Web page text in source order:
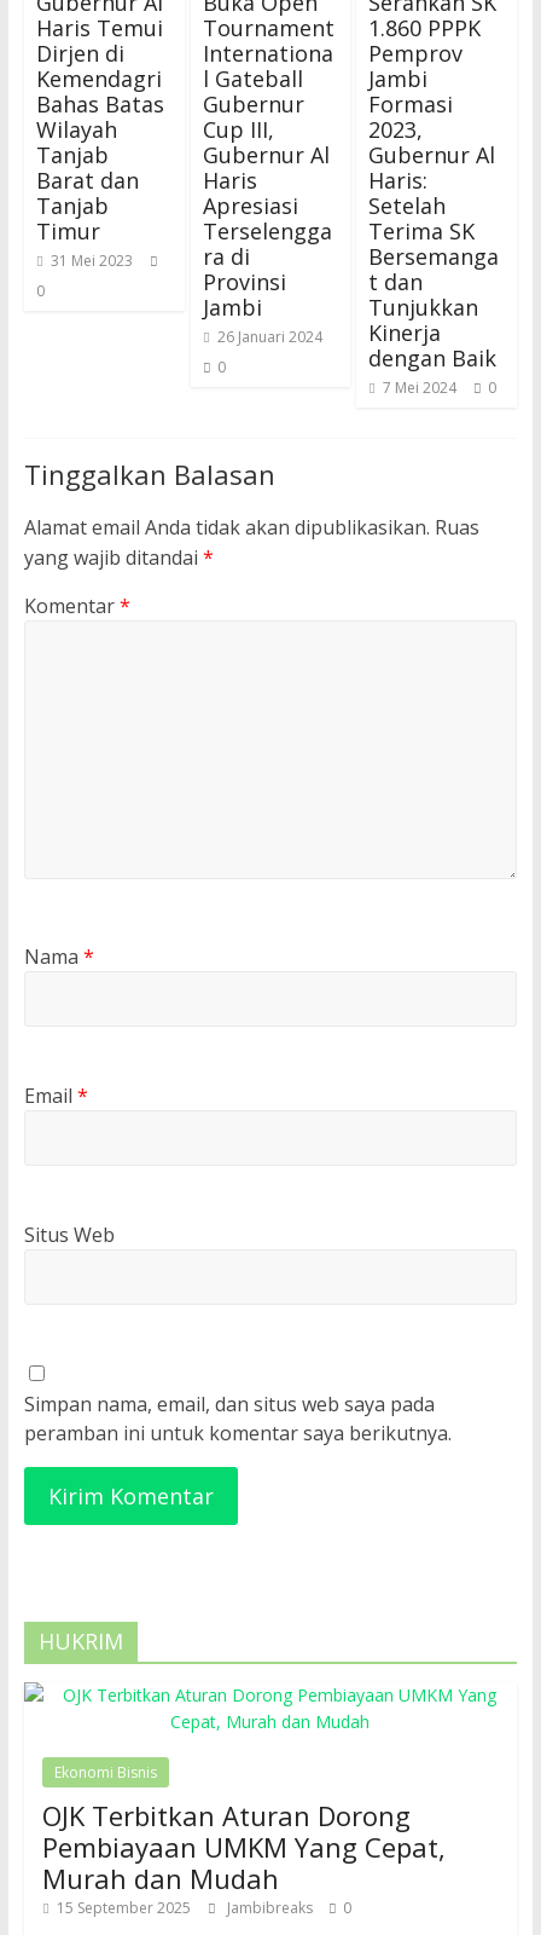
Haris Temui
Dirjen di
Kemendagri
Bahas Batas
Wilayah
Tanjab
Barat dan
Tanjab
Timur
31 Mei 2023
0
Tournament
Internationa
l Gateball
Gubernur
Cup III,
Gubernur Al
Haris
Apresiasi
Terselengga
ra di
Provinsi
Jambi
26 Januari 2024
0
1.860 PPPK
Pemprov
Jambi
Formasi
2023,
Gubernur Al
Haris:
Setelah
Terima SK
Bersemanga
t dan
Tunjukkan
Kinerja
dengan Baik
7 Mei 2024 0
Tinggalkan Balasan
Alamat email Anda tidak akan dipublikasikan. Ruas
yang wajib ditandai *
Komentar*
Nama *
Email *
Situs Web
Simpan nama, email, dan situs web saya pada
peramban ini untuk komentar saya berikutnya.
HUKRIM
Ekonomi Bisnis
OJK Terbitkan Aturan Dorong
Pembiayaan UMKM Yang Cepat,
Murah dan Mudah
15 September 2025 Jambibreaks 0